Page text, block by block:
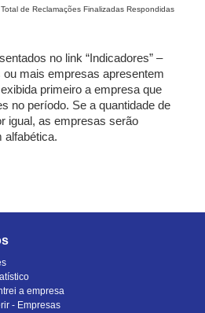
de Reclamações Finalizadas Respondidas
no link “Indicadores” –
ou mais empresas apresentem
primeiro a empresa que
no período. Se a quantidade de
igual, as empresas serão
alfabética.
a empresa
- Empresas